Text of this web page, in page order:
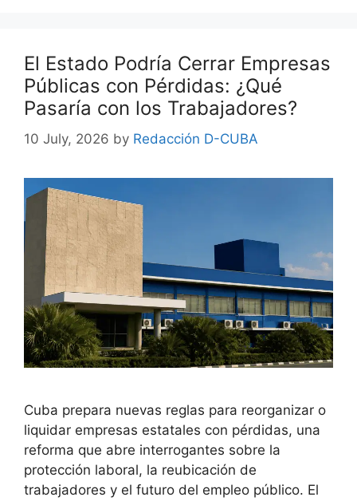
El Estado Podría Cerrar Empresas
Públicas con Pérdidas: ¿Qué
Pasaría con los Trabajadores?
10 July, 2026 by Redacción D-CUBA
Cuba prepara nuevas reglas para reorganizar o
liquidar empresas estatales con pérdidas, una
reforma que abre interrogantes sobre la
protección laboral, la reubicación de
trabajadores y el futuro del empleo público. El